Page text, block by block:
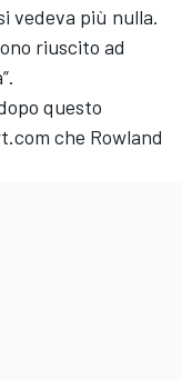
vedeva più nulla.
riuscito ad
questo
che Rowland